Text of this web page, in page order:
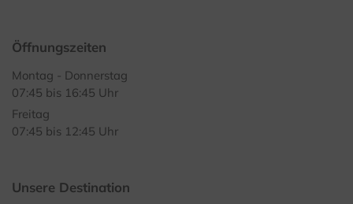
Öffnungszeiten
Montag - Donnerstag
07:45 bis 16:45 Uhr
Freitag
07:45 bis 12:45 Uhr
Unsere Destination